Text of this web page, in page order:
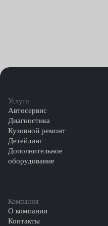
Услуги
Автосервис
Диагностика
Кузовной ремонт
Детейлинг
Дополнительное
оборудование
Компания
О компании
Контакты